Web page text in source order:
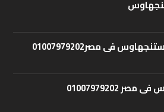
فى مصر01007979202